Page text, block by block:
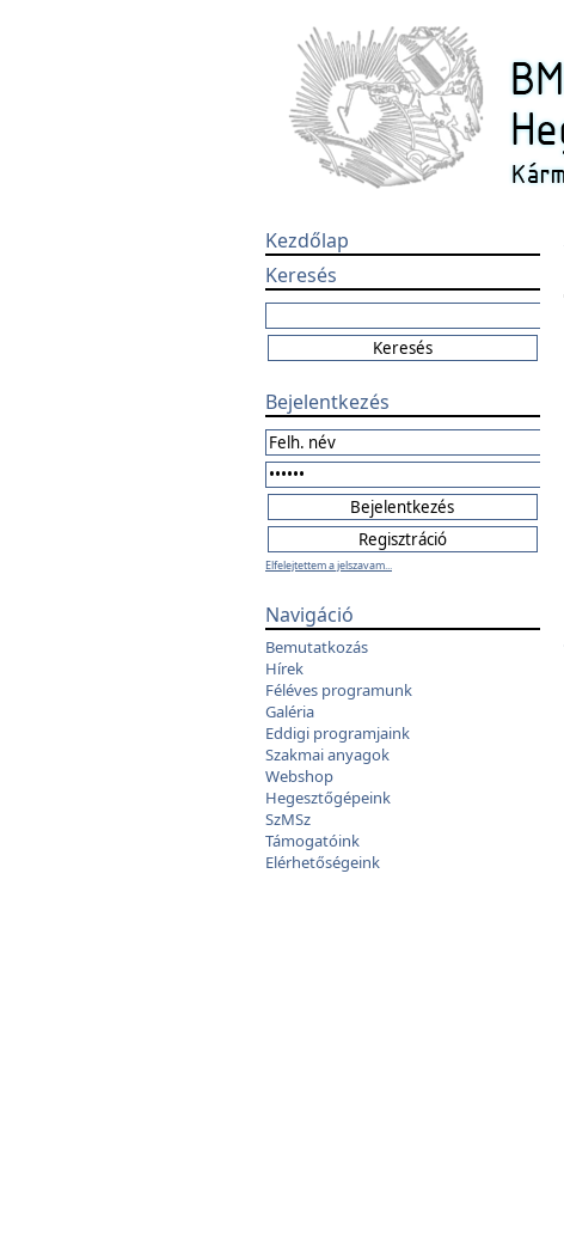
Kezdőlap
Keresés
Bejelentkezés
Elfelejtettem a jelszavam...
Navigáció
Bemutatkozás
Hírek
Féléves programunk
Galéria
Eddigi programjaink
Szakmai anyagok
Webshop
Hegesztőgépeink
SzMSz
Támogatóink
Elérhetőségeink